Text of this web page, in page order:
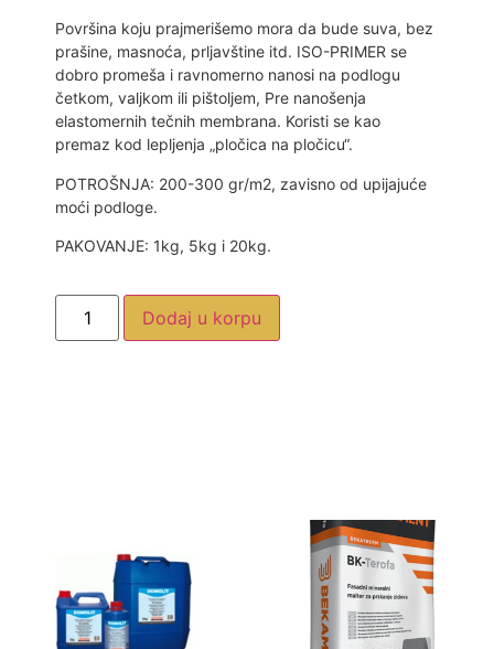
Površina koju prajmerišemo mora da bude suva, bez
prašine, masnoća, prljavštine itd. ISO-PRIMER se
dobro promeša i ravnomerno nanosi na podlogu
četkom, valjkom ili pištoljem, Pre nanošenja
elastomernih tečnih membrana. Koristi se kao
premaz kod lepljenja „pločica na pločicu“.
POTROŠNJA: 200-300 gr/m2, zavisno od upijajuće
moći podloge.
PAKOVANJE: 1kg, 5kg i 20kg.
Dodaj u korpu